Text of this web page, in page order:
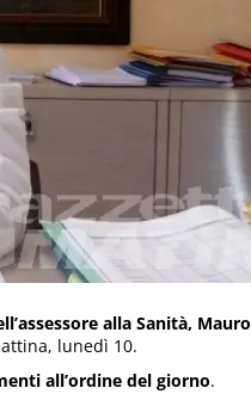
alla Sanità, Mauro
lunedì 10.
all’ordine del giorno.